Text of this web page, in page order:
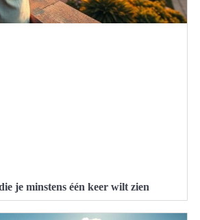
je minstens één keer wilt zien